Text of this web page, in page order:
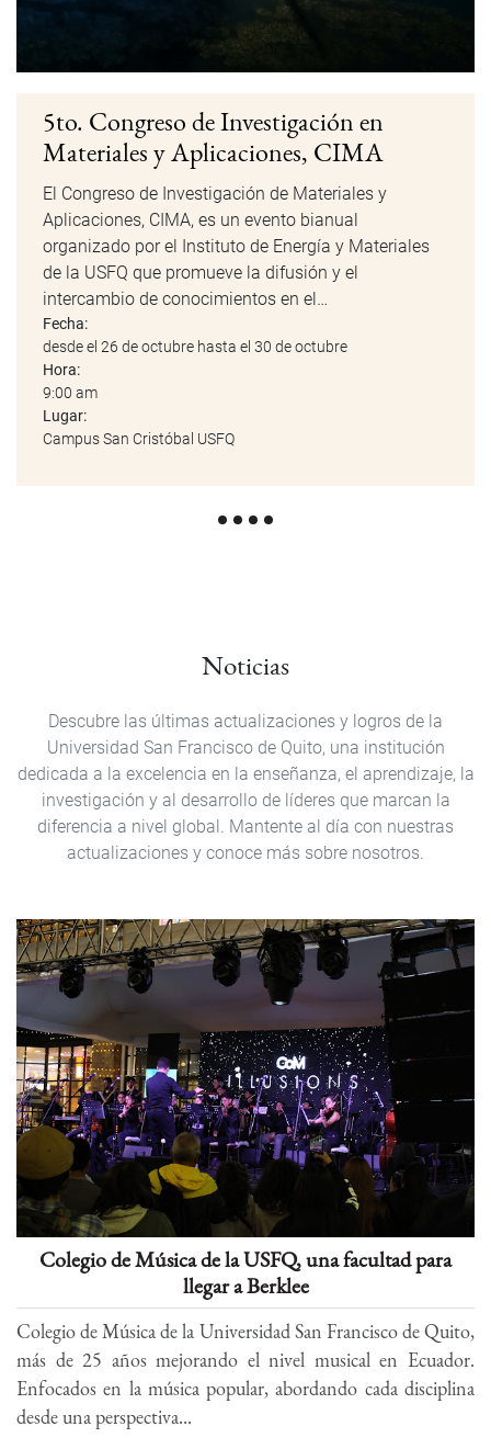
5to. Congreso de Investigación en
Materiales y Aplicaciones, CIMA
El Congreso de Investigación de Materiales y
Aplicaciones, CIMA, es un evento bianual
organizado por el Instituto de Energía y Materiales
de la USFQ que promueve la difusión y el
intercambio de conocimientos en el…
Fecha:
desde el 26 de octubre hasta el 30 de octubre
Hora:
9:00 am
Lugar:
Campus San Cristóbal USFQ
Noticias
Descubre las últimas actualizaciones y logros de la
Universidad San Francisco de Quito, una institución
dedicada a la excelencia en la enseñanza, el aprendizaje, la
investigación y al desarrollo de líderes que marcan la
diferencia a nivel global. Mantente al día con nuestras
actualizaciones y conoce más sobre nosotros.
Colegio de Música de la USFQ, una facultad para
llegar a Berklee
Colegio de Música de la Universidad San Francisco de Quito,
más de 25 años mejorando el nivel musical en Ecuador.
Enfocados en la música popular, abordando cada disciplina
desde una perspectiva...